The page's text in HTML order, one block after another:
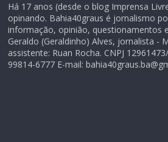
Há 17 anos (desde o blog Imprensa
opinando. Bahia40graus é jornalismo
informação, opinião, questionamentos
Geraldo (Geraldinho) Alves, jornalista -
assistente: Ruan Rocha. CNPJ
99814-6777 E-mail: